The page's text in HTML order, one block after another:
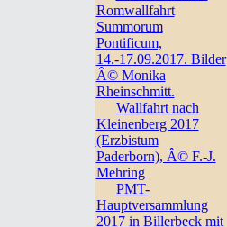
Romwallfahrt
Summorum
Pontificum,
14.-17.09.2017. Bilder
Â© Monika
Rheinschmitt.
Wallfahrt nach
Kleinenberg 2017
(Erzbistum
Paderborn), Â© F.-J.
Mehring
PMT-
Hauptversammlung
2017 in Billerbeck mit